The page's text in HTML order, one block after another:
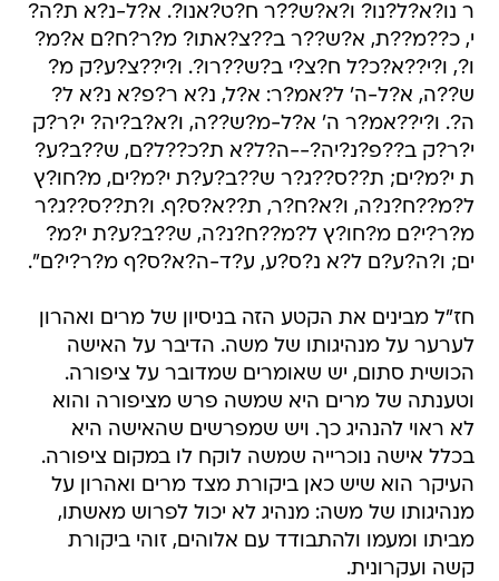
ר נו?א?ל?נו? ו?א?ש??ר ח?ט?אנו?. א?ל-נ?א ת?ה?
י, כ??מ??ת, א?ש??ר ב??צ?אתו? מ?ר?ח?ם א?מ?
ו?, ו?י??א?כ?ל ח?צ?י ב?ש??רו?. ו?י??צ?ע?ק מ?
ש??ה, א?ל-ה' ל?אמ?ר: א?ל, נ?א ר?פ?א נ?א ל?
ה?. ו?י??אמ?ר ה' א?ל-מ?ש??ה, ו?א?ב?יה? י?ר?ק
י?ר?ק ב??פ?נ?יה?--ה?ל?א ת?כ??ל?ם, ש??ב?ע?
ת י?מ?ים; ת??ס??ג?ר ש??ב?ע?ת י?מ?ים, מ?חו?ץ
ל?מ??ח?נ?ה, ו?א?ח?ר, ת??א?ס?ף. ו?ת??ס??ג?ר
מ?ר?י?ם מ?חו?ץ ל?מ??ח?נ?ה, ש??ב?ע?ת י?מ?
ים; ו?ה?ע?ם ל?א נ?ס?ע, ע?ד-ה?א?ס?ף מ?ר?י?ם".
חז"ל מבינים את הקטע הזה בניסיון של מרים ואהרון
לערער על מנהיגותו של משה. הדיבר על האישה
הכושית סתום, יש שאומרים שמדובר על ציפורה.
וטענתה של מרים היא שמשה פרש מציפורה והוא
לא ראוי להנהיג כך. ויש שמפרשים שהאישה היא
בכלל אישה נוכרייה שמשה לוקח לו במקום ציפורה.
העיקר הוא שיש כאן ביקורת מצד מרים ואהרון על
מנהיגותו של משה: מנהיג לא יכול לפרוש מאשתו,
מביתו ומעמו ולהתבודד עם אלוהים, זוהי ביקורת
קשה ועקרונית.